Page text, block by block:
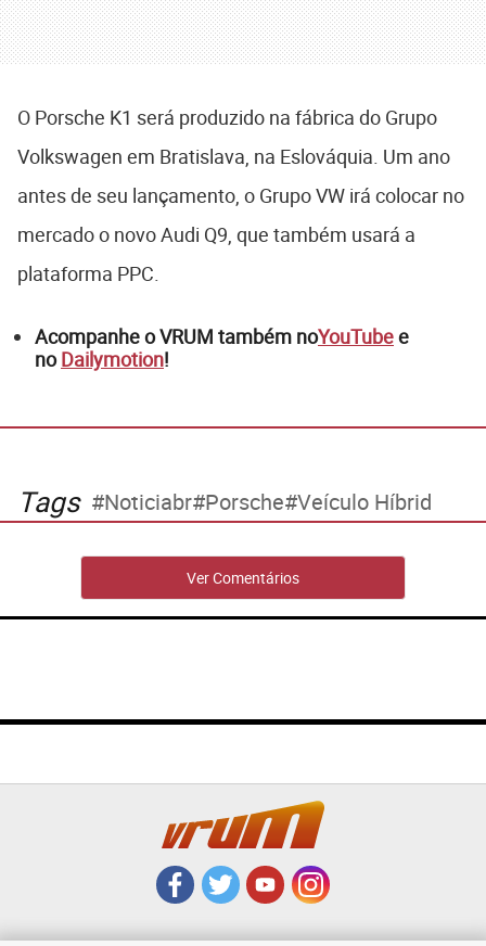
O Porsche K1 será produzido na fábrica do Grupo
Volkswagen em Bratislava, na Eslováquia. Um ano
antes de seu lançamento, o Grupo VW irá colocar no
mercado o novo Audi Q9, que também usará a
plataforma PPC.
Acompanhe o VRUM também noYouTubee
noDailymotion!
Tags Noticiabr Porsche Veículo Híbrid
Ver Comentários